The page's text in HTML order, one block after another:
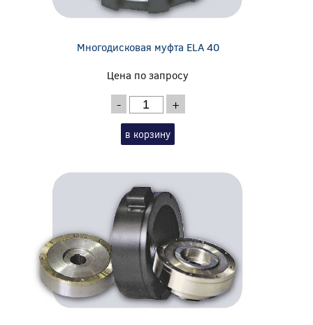
Многодисковая муфта ELA 40
Цена по запросу
- +
в корзину